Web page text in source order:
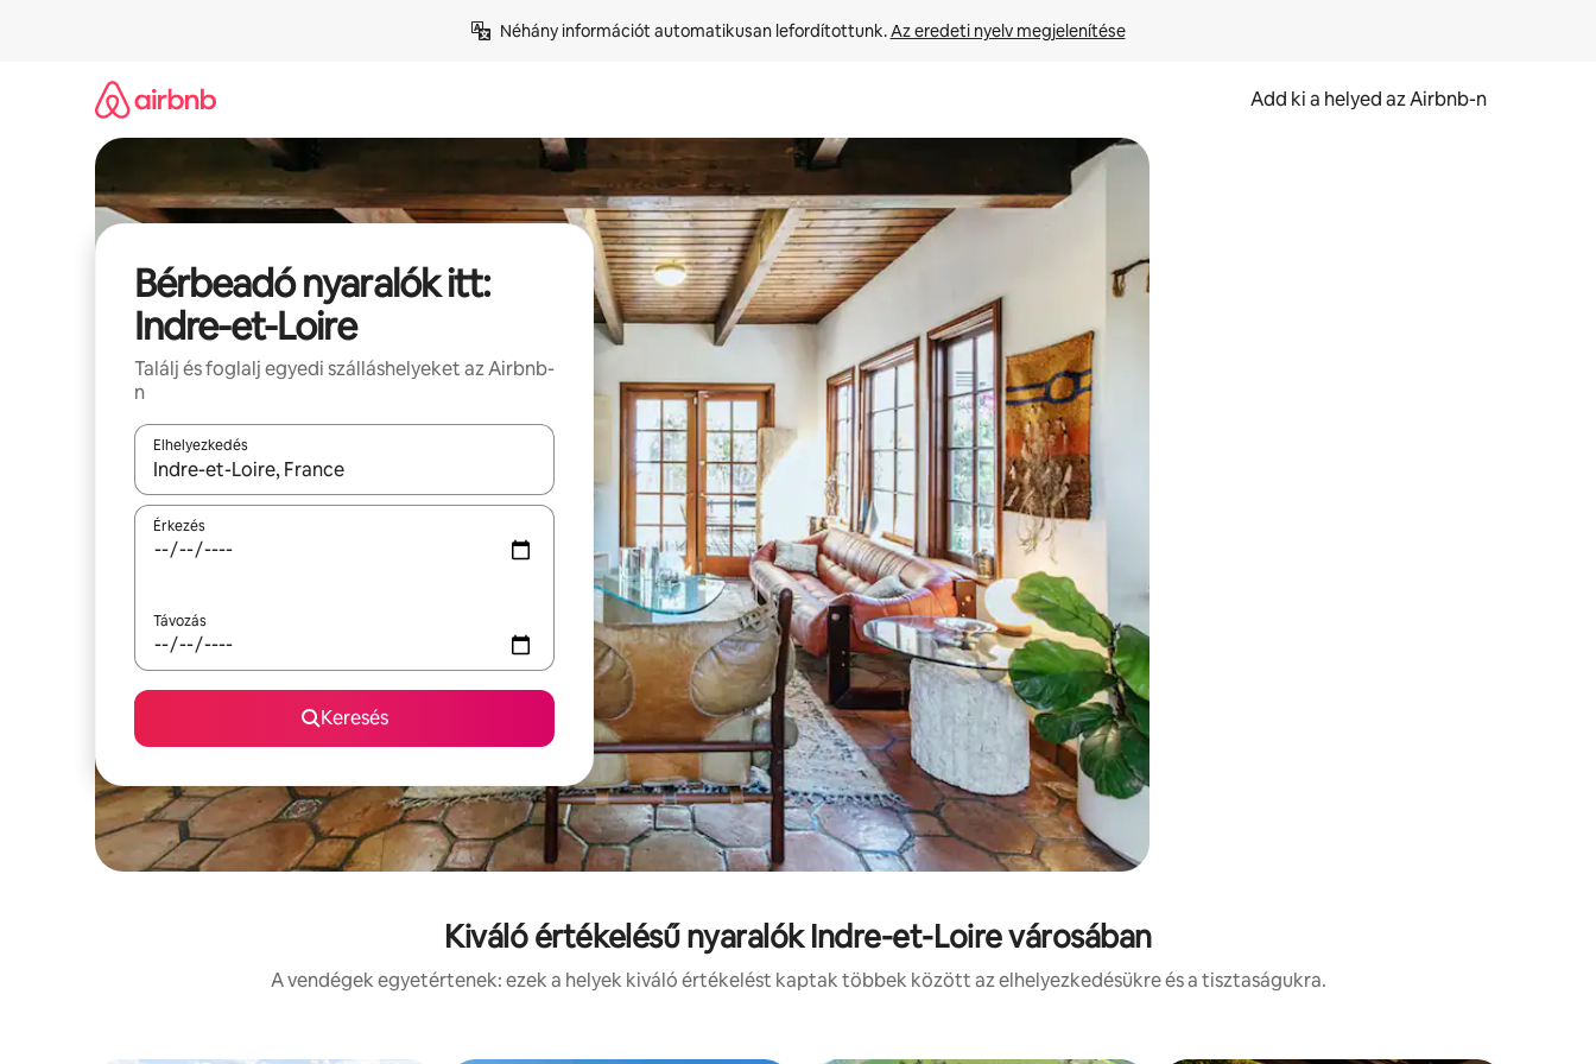
Néhány információt automatikusan lefordítottunk. Az eredeti nyelv megjelenítése
Add ki a helyed az Airbnb-n
Bérbeadó nyaralók itt:
Indre-et-Loire
Találj és foglalj egyedi szálláshelyeket az Airbnb-
n
Elhelyezkedés
Az eredmények között a felfelé és a lefelé nyíllal navigálhatsz, illetve érintő és lapozó mozdulatokkal is felfedezheted őket.
Érkezés
Távozás
Keresés
Kiváló értékelésű nyaralók Indre-et-Loire városában
A vendégek egyetértenek: ezek a helyek kiváló értékelést kaptak többek között az elhelyezkedésükre és a tisztaságukra.